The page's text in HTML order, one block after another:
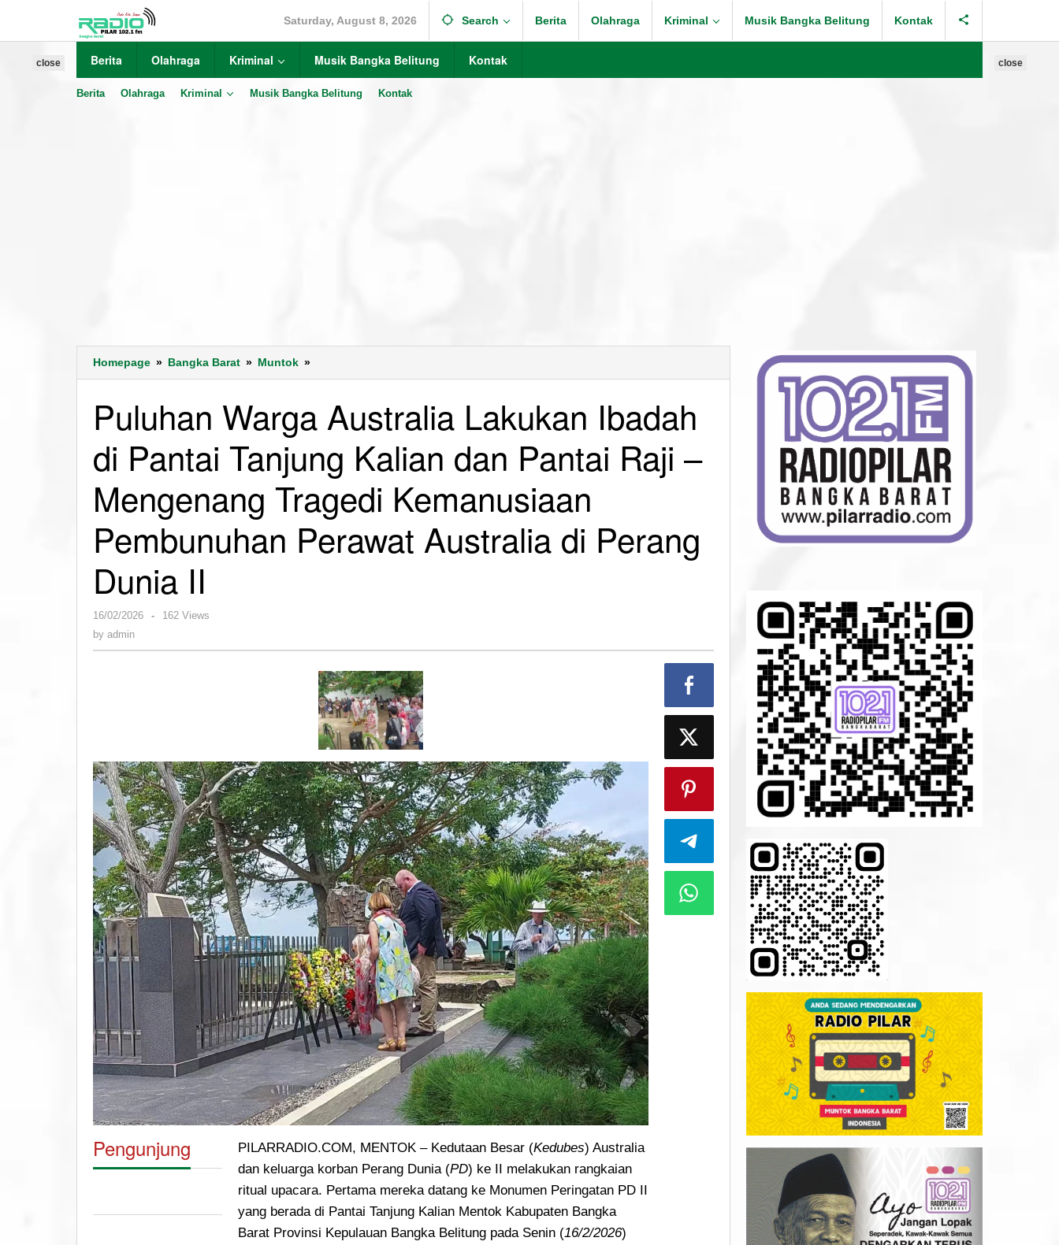
content
Saturday, August 8, 2026 Search Berita Olahraga Kriminal Musik Bangka Belitung Kontak
Berita Olahraga Kriminal Musik Bangka Belitung Kontak
Berita Olahraga Kriminal Musik Bangka Belitung Kontak
close close
Homepage » Bangka Barat » Muntok »
Warga
Lakukan
Ibadah
Pantai
Tanjung
Kalian
dan
Pantai
Raji
di
Perang
Dunia
Puluhan Warga Australia Lakukan Ibadah
di Pantai Tanjung Kalian dan Pantai Raji –
Mengenang Tragedi Kemanusiaan
Pembunuhan Perawat Australia di Perang
Dunia II
16/02/2026
by
-
162 Views
by admin
Pengunjung PILARRADIO.COM, MENTOK – Kedutaan Besar (Kedubes) Australia
dan keluarga korban Perang Dunia (PD) ke II melakukan rangkaian
ritual upacara. Pertama mereka datang ke Monumen Peringatan PD II
yang berada di Pantai Tanjung Kalian Mentok Kabupaten Bangka
Barat Provinsi Kepulauan Bangka Belitung pada Senin (16/2/2026)